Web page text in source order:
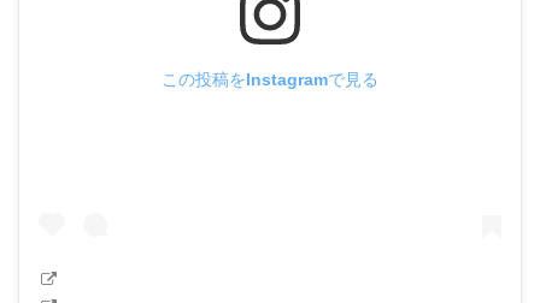
この投稿をInstagramで見る